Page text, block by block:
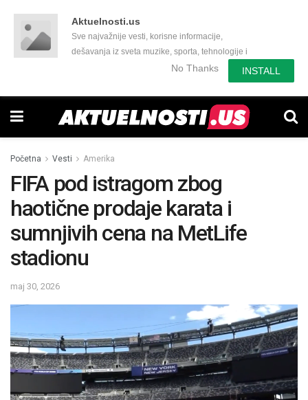
Aktuelnosti.us
Sve najvažnije vesti, korisne informacije,
dešavanja iz sveta muzike, sporta, tehnologije i
još mnogo toga zanimljivog.No Thanks INSTALL
Početna Vesti Amerika
FIFA pod istragom zbog
haotične prodaje karata i
sumnjivih cena na MetLife
stadionu
maj 30, 2026